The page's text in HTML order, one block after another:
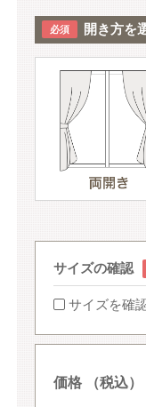
開き方を
サイズの確認
サイズを確
価格 （税込）